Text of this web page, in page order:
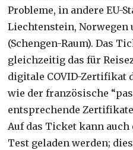
Probleme, in andere EU-
Liechtenstein, Norwegen
(Schengen-Raum). Das
gleichzeitig das für
digitale COVID-Zertifikat
wie der französische
entsprechende
Auf das Ticket kann
Test geladen werden;